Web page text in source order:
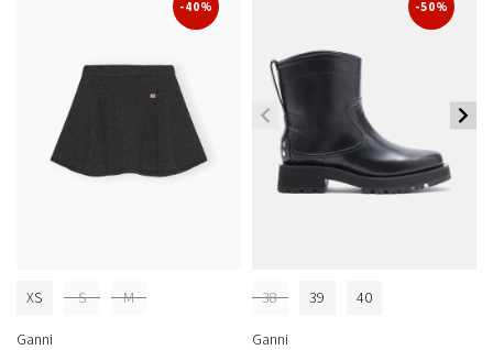
-40%
XS S M
Ganni
-50%
38 39 40
Ganni